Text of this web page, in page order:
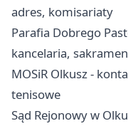
adres, komisariaty
Parafia Dobrego
kancelaria,
MOSiR Olkusz -
tenisowe
Sąd Rejonowy w